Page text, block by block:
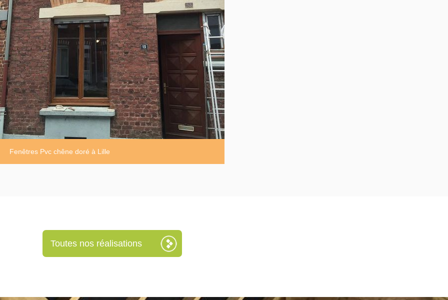
Fenêtres Pvc chêne doré à Lille
Toutes nos réalisations